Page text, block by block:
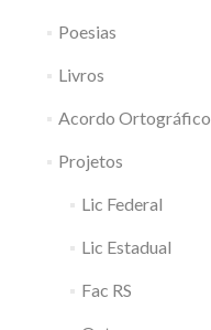
Poesias
Livros
Acordo Ortográfico
Projetos
Lic Federal
Lic Estadual
Fac RS